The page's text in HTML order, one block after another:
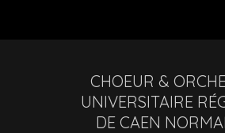
CHOEUR &
UNIVERSITAIRE
DE CAEN